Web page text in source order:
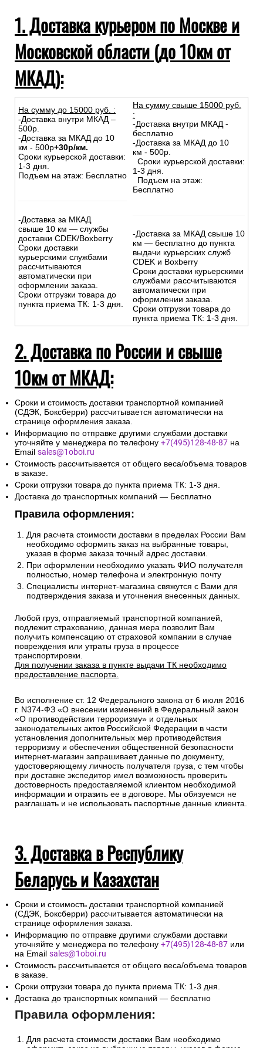
1. Доставка курьером по Москве и
Московской области (до 10км от
МКАД):
На сумму до 15000 руб. :
-Доставка внутри МКАД –
500р.
-Доставка за МКАД до 10
км - 500р+30р/км.
Сроки курьерской доставки:
1-3 дня.
Подъем на этаж: Бесплатно
-Доставка за МКАД
свыше 10 км — службы
доставки CDEK/Boxberry
Сроки доставки
курьерскими службами
рассчитываются
автоматически при
оформлении заказа.
Сроки отгрузки товара до
пункта приема ТК: 1-3 дня.
На сумму свыше 15000 руб.
:
-Доставка внутри МКАД -
бесплатно
-Доставка за МКАД до 10
км - 500р.
Сроки курьерской доставки:
1-3 дня.
Подъем на этаж:
Бесплатно
-Доставка за МКАД свыше 10
км — бесплатно до пункта
выдачи курьерских служб
CDEK и Boxberry
Сроки доставки курьерскими
службами рассчитываются
автоматически при
оформлении заказа.
Сроки отгрузки товара до
пункта приема ТК: 1-3 дня.
2. Доставка по России и свыше
10км от МКАД:
Сроки и стоимость доставки транспортной компанией
(СДЭК, Боксберри) рассчитывается автоматически на
странице оформления заказа.
Информацию по отправке другими службами доставки
уточняйте у менеджера по телефону +7(495)128-48-87 на
Email sales@1oboi.ru
Стоимость рассчитывается от общего веса/объема товаров
в заказе.
Сроки отгрузки товара до пункта приема ТК: 1-3 дня.
Доставка до транспортных компаний — Бесплатно
Правила оформления:
Для расчета стоимости доставки в пределах России Вам
необходимо оформить заказ на выбранные товары,
указав в форме заказа точный адрес доставки.
При оформлении необходимо указать ФИО получателя
полностью, номер телефона и электронную почту
Специалисты интернет-магазина свяжутся с Вами для
подтверждения заказа и уточнения внесенных данных.
Любой груз, отправляемый транспортной компанией,
подлежит страхованию, данная мера позволит Вам
получить компенсацию от страховой компании в случае
повреждения или утраты груза в процессе
транспортировки.
Для получении заказа в пункте выдачи ТК необходимо
предоставление паспорта.
Во исполнение ст. 12 Федерального закона от 6 июля 2016
г. N374-ФЗ «О внесении изменений в Федеральный закон
«О противодействии терроризму» и отдельных
законодательных актов Российской Федерации в части
установления дополнительных мер противодействия
терроризму и обеспечения общественной безопасности
интернет-магазин запрашивает данные по документу,
удостоверяющему личность получателя груза, с тем чтобы
при доставке экспедитор имел возможность проверить
достоверность предоставляемой клиентом необходимой
информации и отразить ее в договоре. Мы обязуемся не
разглашать и не использовать паспортные данные клиента.
3. Доставка в Республику
Беларусь и Казахстан
Сроки и стоимость доставки транспортной компанией
(СДЭК, Боксберри) рассчитывается автоматически на
странице оформления заказа.
Информацию по отправке другими службами доставки
уточняйте у менеджера по телефону +7(495)128-48-87 или
на Email sales@1oboi.ru
Стоимость рассчитывается от общего веса/объема товаров
в заказе.
Сроки отгрузки товара до пункта приема ТК: 1-3 дня.
Доставка до транспортных компаний — бесплатно
Правила оформления:
Для расчета стоимости доставки Вам необходимо